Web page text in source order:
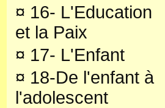
¤ 16- L'Education
et la Paix
¤ 17- L'Enfant
¤ 18-De l'enfant à
l'adolescent